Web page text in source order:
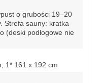
o grubości 19–20
Strefa sauny: kratka
(deski podłogowe nie
1* 161 x 192 cm